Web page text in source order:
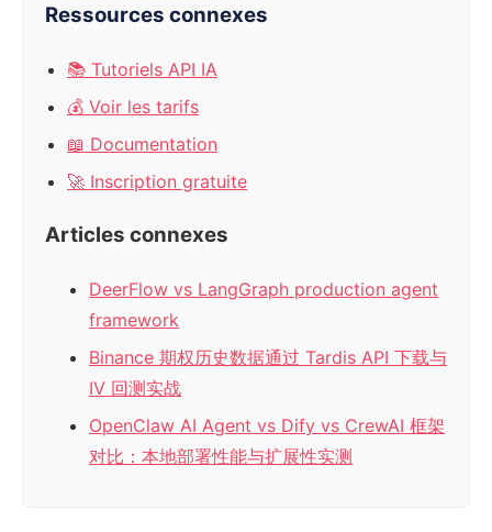
Ressources connexes
📚 Tutoriels API IA
💰 Voir les tarifs
📖 Documentation
🚀 Inscription gratuite
Articles connexes
DeerFlow vs LangGraph production agent
framework
Binance 期权历史数据通过 Tardis API 下载与
IV 回测实战
OpenClaw AI Agent vs Dify vs CrewAI 框架
对比：本地部署性能与扩展性实测